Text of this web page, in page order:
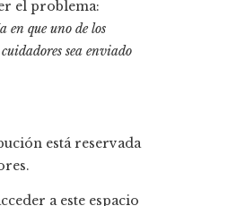
el problema:
en que uno de los
sea enviado
está reservada
a este espacio